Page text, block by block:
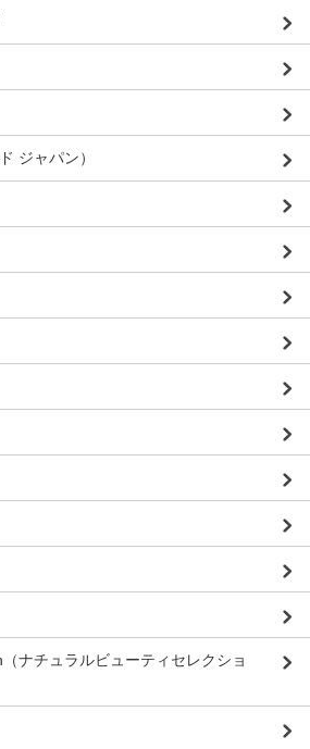
ジャパン）
ナチュラルビューティセレクショ